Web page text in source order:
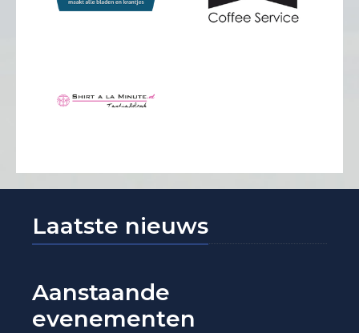
Laatste nieuws
Aanstaande
evenementen